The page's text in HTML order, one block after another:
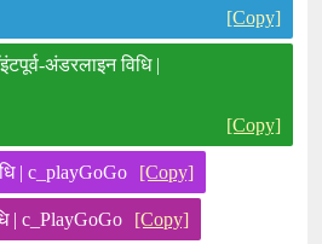
[Copy]
अंडरलाइन विधि |
[Copy]
| c_playGoGo [Copy]
| c_PlayGoGo [Copy]